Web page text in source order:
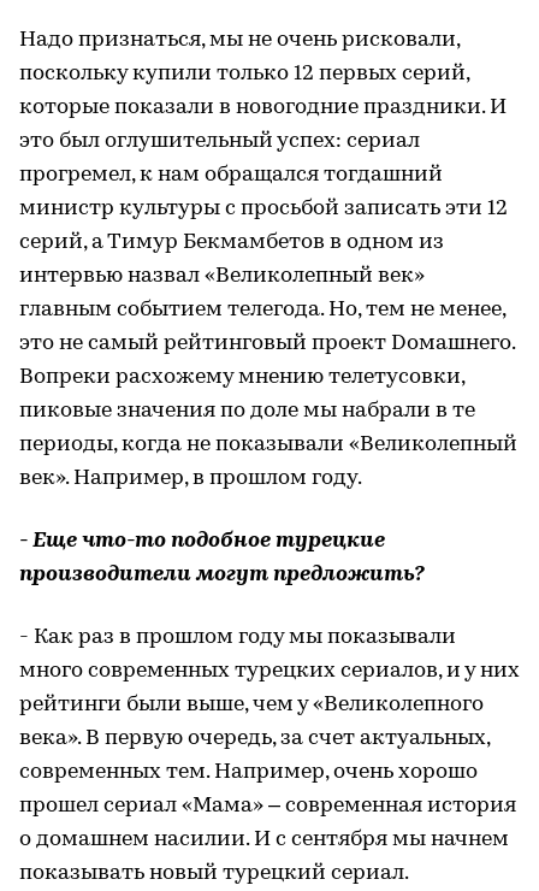
Надо признаться, мы не очень рисковали,
поскольку купили только 12 первых серий,
которые показали в новогодние праздники. И
это был оглушительный успех: сериал
прогремел, к нам обращался тогдашний
министр культуры с просьбой записать эти 12
серий, а Тимур Бекмамбетов в одном из
интервью назвал «Великолепный век»
главным событием телегода. Но, тем не менее,
это не самый рейтинговый проект Dомашнего.
Вопреки расхожему мнению телетусовки,
пиковые значения по доле мы набрали в те
периоды, когда не показывали «Великолепный
век». Например, в прошлом году.
- Еще что-то подобное турецкие
производители могут предложить?
- Как раз в прошлом году мы показывали
много современных турецких сериалов, и у них
рейтинги были выше, чем у «Великолепного
века». В первую очередь, за счет актуальных,
современных тем. Например, очень хорошо
прошел сериал «Мама» – современная история
о домашнем насилии. И с сентября мы начнем
показывать новый турецкий сериал.